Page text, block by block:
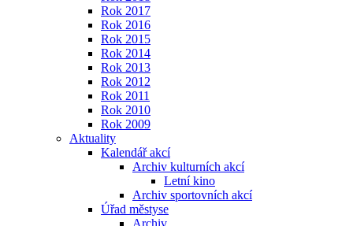
Rok 2017
Rok 2016
Rok 2015
Rok 2014
Rok 2013
Rok 2012
Rok 2011
Rok 2010
Rok 2009
Aktuality
Kalendář akcí
Archiv kulturních akcí
Letní kino
Archiv sportovních akcí
Úřad městyse
Archiv